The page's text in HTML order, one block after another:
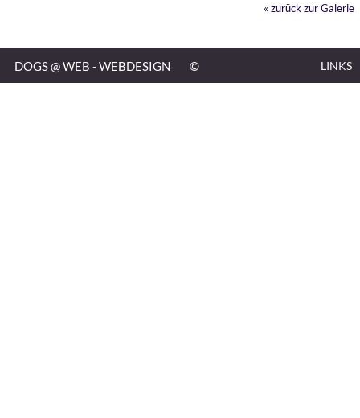
« zurück zur Galerie
DOGS @ WEB - WEBDESIGN © LINKS